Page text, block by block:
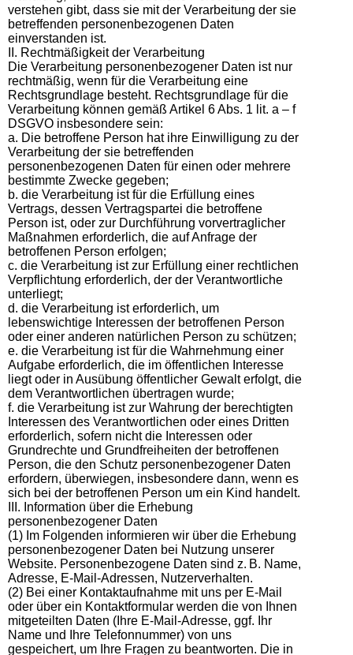
verstehen gibt, dass sie mit der Verarbeitung der sie
betreffenden personenbezogenen Daten
einverstanden ist.
II. Rechtmäßigkeit der Verarbeitung
Die Verarbeitung personenbezogener Daten ist nur
rechtmäßig, wenn für die Verarbeitung eine
Rechtsgrundlage besteht. Rechtsgrundlage für die
Verarbeitung können gemäß Artikel 6 Abs. 1 lit. a – f
DSGVO insbesondere sein:
a. Die betroffene Person hat ihre Einwilligung zu der
Verarbeitung der sie betreffenden
personenbezogenen Daten für einen oder mehrere
bestimmte Zwecke gegeben;
b. die Verarbeitung ist für die Erfüllung eines
Vertrags, dessen Vertragspartei die betroffene
Person ist, oder zur Durchführung vorvertraglicher
Maßnahmen erforderlich, die auf Anfrage der
betroffenen Person erfolgen;
c. die Verarbeitung ist zur Erfüllung einer rechtlichen
Verpflichtung erforderlich, der der Verantwortliche
unterliegt;
d. die Verarbeitung ist erforderlich, um
lebenswichtige Interessen der betroffenen Person
oder einer anderen natürlichen Person zu schützen;
e. die Verarbeitung ist für die Wahrnehmung einer
Aufgabe erforderlich, die im öffentlichen Interesse
liegt oder in Ausübung öffentlicher Gewalt erfolgt, die
dem Verantwortlichen übertragen wurde;
f. die Verarbeitung ist zur Wahrung der berechtigten
Interessen des Verantwortlichen oder eines Dritten
erforderlich, sofern nicht die Interessen oder
Grundrechte und Grundfreiheiten der betroffenen
Person, die den Schutz personenbezogener Daten
erfordern, überwiegen, insbesondere dann, wenn es
sich bei der betroffenen Person um ein Kind handelt.
III. Information über die Erhebung
personenbezogener Daten
(1) Im Folgenden informieren wir über die Erhebung
personenbezogener Daten bei Nutzung unserer
Website. Personenbezogene Daten sind z. B. Name,
Adresse, E-Mail-Adressen, Nutzerverhalten.
(2) Bei einer Kontaktaufnahme mit uns per E-Mail
oder über ein Kontaktformular werden die von Ihnen
mitgeteilten Daten (Ihre E-Mail-Adresse, ggf. Ihr
Name und Ihre Telefonnummer) von uns
gespeichert, um Ihre Fragen zu beantworten. Die in